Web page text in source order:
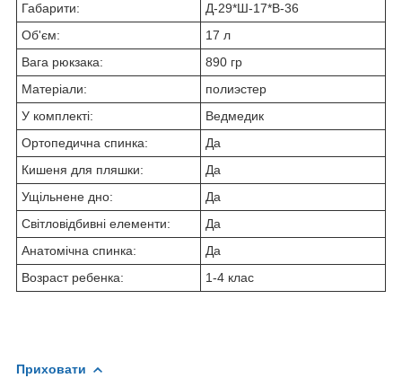
Габарити:
Д-29*Ш-17*В-36
Об'єм:
17 л
Вага рюкзака:
890 гр
Матеріали:
полиэстер
У комплекті:
Ведмедик
Ортопедична спинка:
Да
Кишеня для пляшки:
Да
Ущільнене дно:
Да
Світловідбивні елементи:
Да
Анатомічна спинка:
Да
Возраст ребенка:
1-4 клас
Приховати